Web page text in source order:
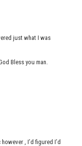
just what I was
Bless you man.
, I’d figured I’d